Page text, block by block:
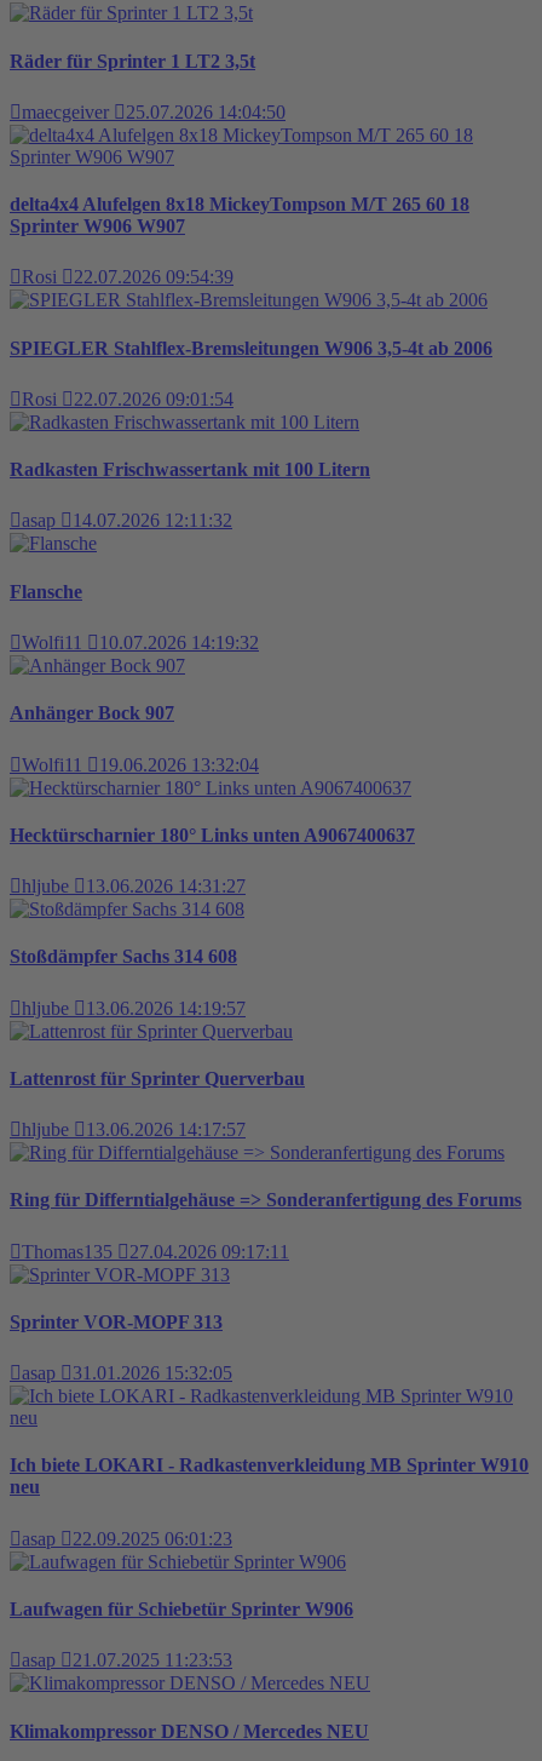
Räder für Sprinter 1 LT2 3,5t
maecgeiver 25.07.2026 14:04:50
delta4x4 Alufelgen 8x18 MickeyTompson M/T 265 60 18
Sprinter W906 W907
Rosi 22.07.2026 09:54:39
SPIEGLER Stahlflex-Bremsleitungen W906 3,5-4t ab 2006
Rosi 22.07.2026 09:01:54
Radkasten Frischwassertank mit 100 Litern
asap 14.07.2026 12:11:32
Flansche
Wolfi11 10.07.2026 14:19:32
Anhänger Bock 907
Wolfi11 19.06.2026 13:32:04
Hecktürscharnier 180° Links unten A9067400637
hljube 13.06.2026 14:31:27
Stoßdämpfer Sachs 314 608
hljube 13.06.2026 14:19:57
Lattenrost für Sprinter Querverbau
hljube 13.06.2026 14:17:57
Ring für Differntialgehäuse => Sonderanfertigung des Forums
Thomas135 27.04.2026 09:17:11
Sprinter VOR-MOPF 313
asap 31.01.2026 15:32:05
Ich biete LOKARI - Radkastenverkleidung MB Sprinter W910
neu
asap 22.09.2025 06:01:23
Laufwagen für Schiebetür Sprinter W906
asap 21.07.2025 11:23:53
Klimakompressor DENSO / Mercedes NEU